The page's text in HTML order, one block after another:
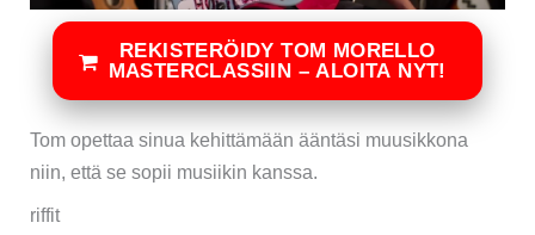
REKISTERÖIDY TOM MORELLO
MASTERCLASSIIN – ALOITA NYT!
Tom opettaa sinua kehittämään ääntäsi muusikkona
niin, että se sopii musiikin kanssa.
riffit